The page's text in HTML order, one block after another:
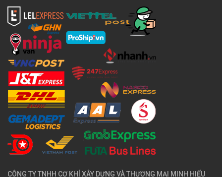
CÔNG TY TNHH CƠ KHÍ XÂY DỰNG VÀ THƯƠNG MẠI MINH HIẾU